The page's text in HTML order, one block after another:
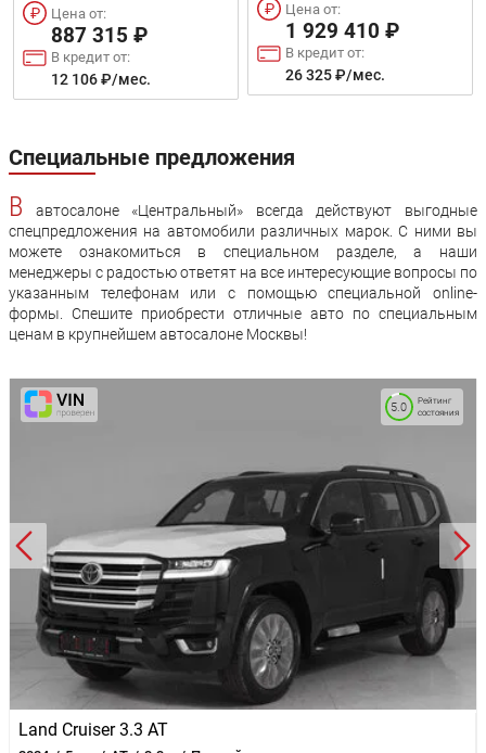
Цена от:
887 315 ₽
В кредит от:
12 106 ₽/мес.
Цена от:
1 929 410 ₽
В кредит от:
26 325 ₽/мес.
Специальные предложения
В автосалоне «Центральный» всегда действуют выгодные
спецпредложения на автомобили различных марок. С ними вы
можете ознакомиться в специальном разделе, а наши
менеджеры с радостью ответят на все интересующие вопросы по
указанным телефонам или с помощью специальной online-
формы. Спешите приобрести отличные авто по специальным
ценам в крупнейшем автосалоне Москвы!
Land Cruiser 3.3 AT
Рейтинг
состояния
5.0